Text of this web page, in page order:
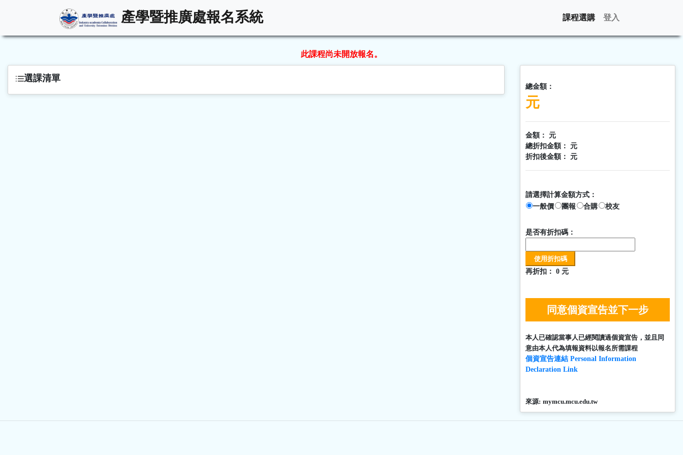
產學暨推廣處報名系統 課程選購 登入
此課程尚未開放報名。
選課清單
總金額：
元
金額：
元
總折扣金額：
元
折扣後金額：
元
請選擇計算金額方式：
一般價
團報 合購 校友
是否有折扣碼：
再折扣： 0 元
同意個資宣告並下一步
本人已確認當事人已經閱讀過個資宣告，並且同
意由本人代為填報資料以報名所需課程
個資宣告連結 Personal Information
Declaration Link
來源: mymcu.mcu.edu.tw